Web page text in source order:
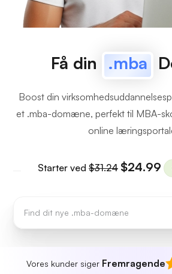
Få din .mba
Boost din
et .mba-domæne, perfekt til MBA-
online
Starter ved $31.24 $24.99
Vores kunder siger Fremragende